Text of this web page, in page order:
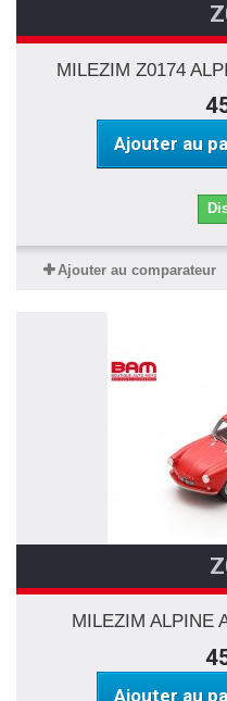
MILEZIM Z0174
Ajouter au
Ajouter au comparateur
MILEZIM ALPINE
Ajouter au